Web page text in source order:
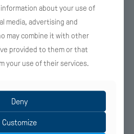
της νότιας
ένα νέο διεθνές
από ό,τι υπήρχε μέχρι
αγορά της Μεσογείου,
συνώνυμο της υψηλής
ανθρώπους του Ομίλου
στο δύσκολο αυτό
about your use of
media, advertising and
may combine it with other
provided to them or that
your use of their services.
Deny
Customize